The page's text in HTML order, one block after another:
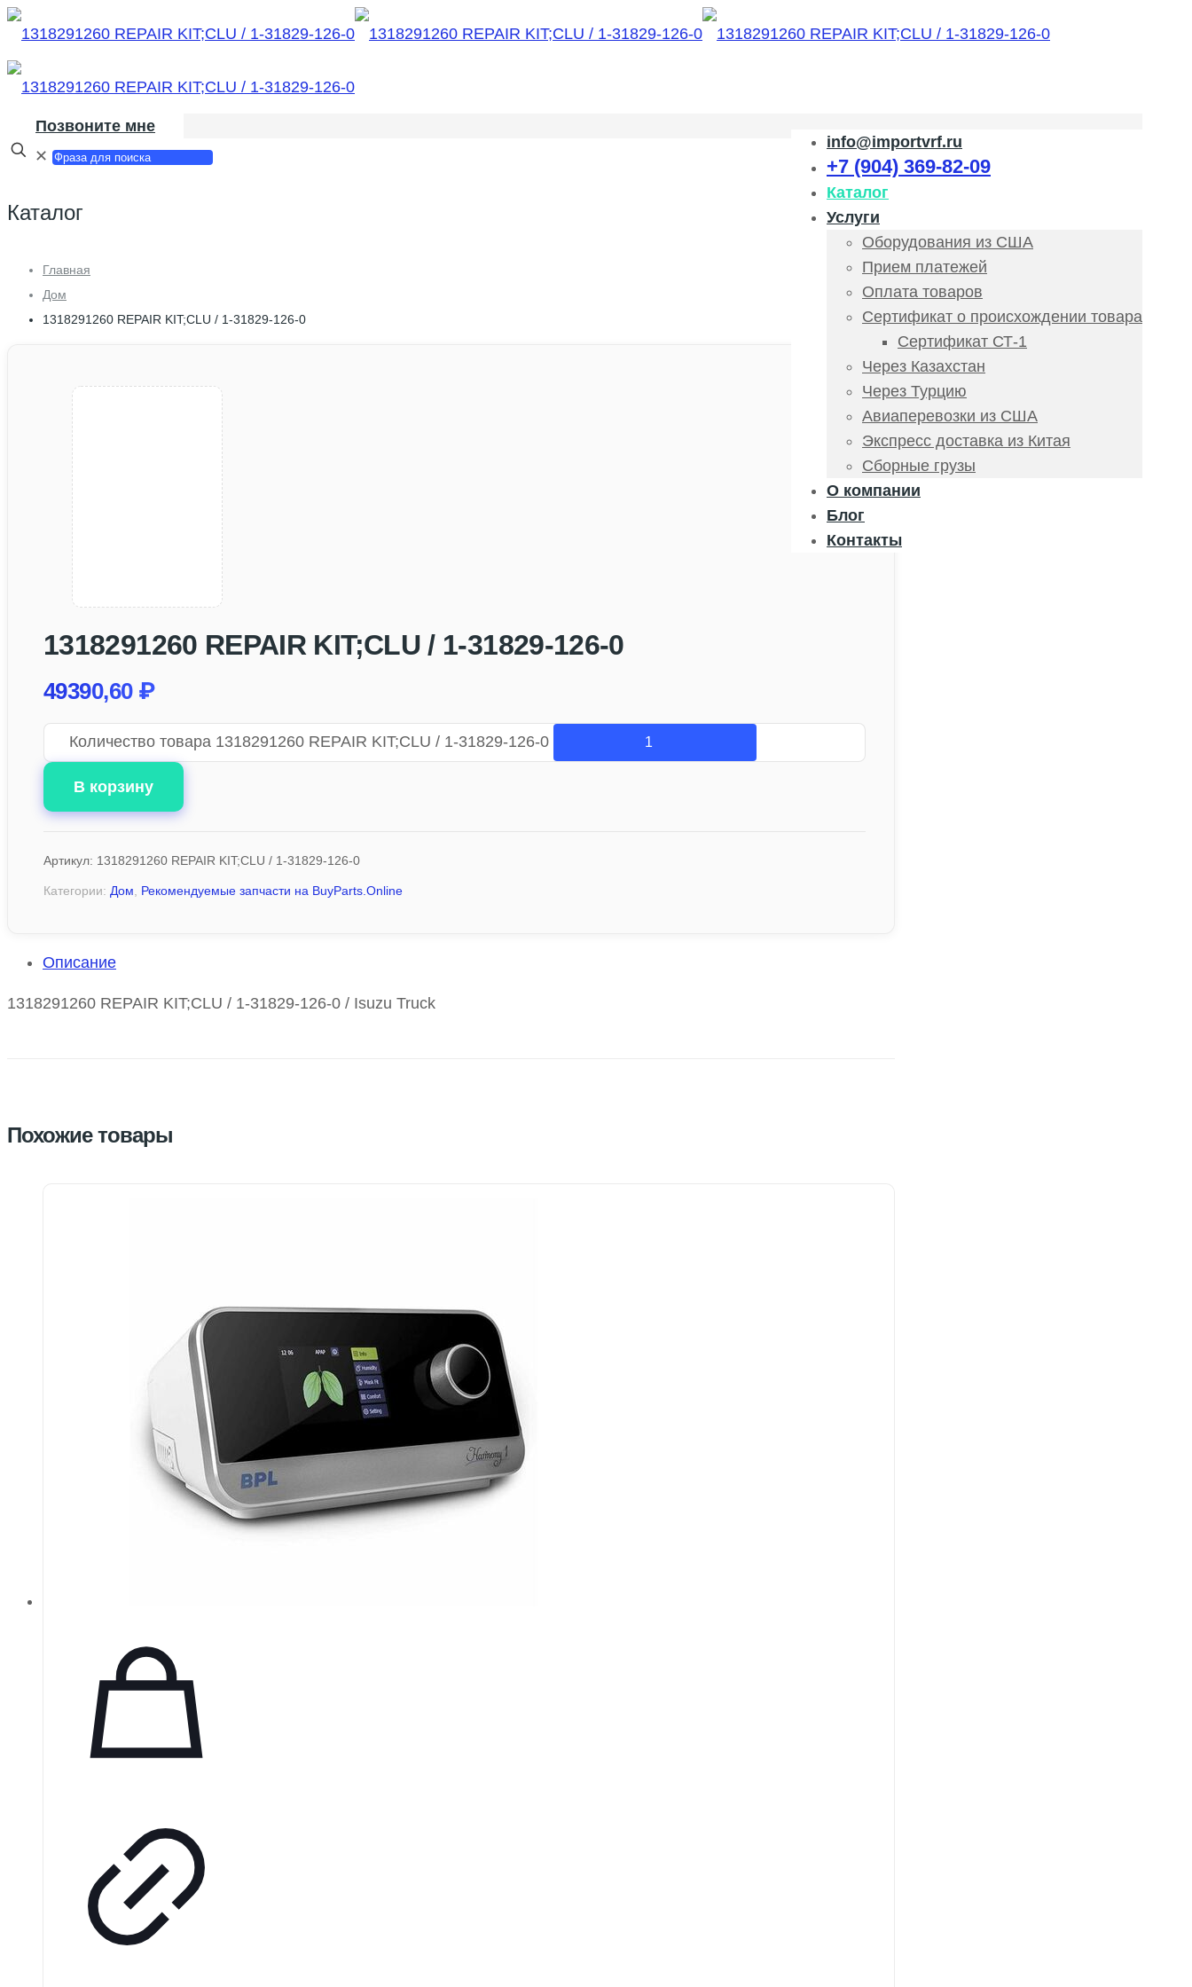
info@importvrf.ru
+7 (904) 369-82-09
Каталог
Услуги
Оборудования из США
Прием платежей
Оплата товаров
Сертификат о происхождении товара
Сертификат СТ-1
Через Казахстан
Через Турцию
Авиаперевозки из США
Экспресс доставка из Китая
Сборные грузы
О компании
Блог
Контакты
Позвоните мне
✕
Каталог
Главная
Дом
1318291260 REPAIR KIT;CLU / 1-31829-126-0
1318291260 REPAIR KIT;CLU / 1-31829-126-0
49390,60 ₽
Количество товара 1318291260 REPAIR KIT;CLU / 1-31829-126-0
В корзину
Артикул: 1318291260 REPAIR KIT;CLU / 1-31829-126-0
Категории: Дом, Рекомендуемые запчасти на BuyParts.Online
Описание
1318291260 REPAIR KIT;CLU / 1-31829-126-0 / Isuzu Truck
Похожие товары